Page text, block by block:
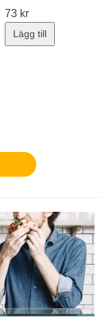
73 kr
Lägg till